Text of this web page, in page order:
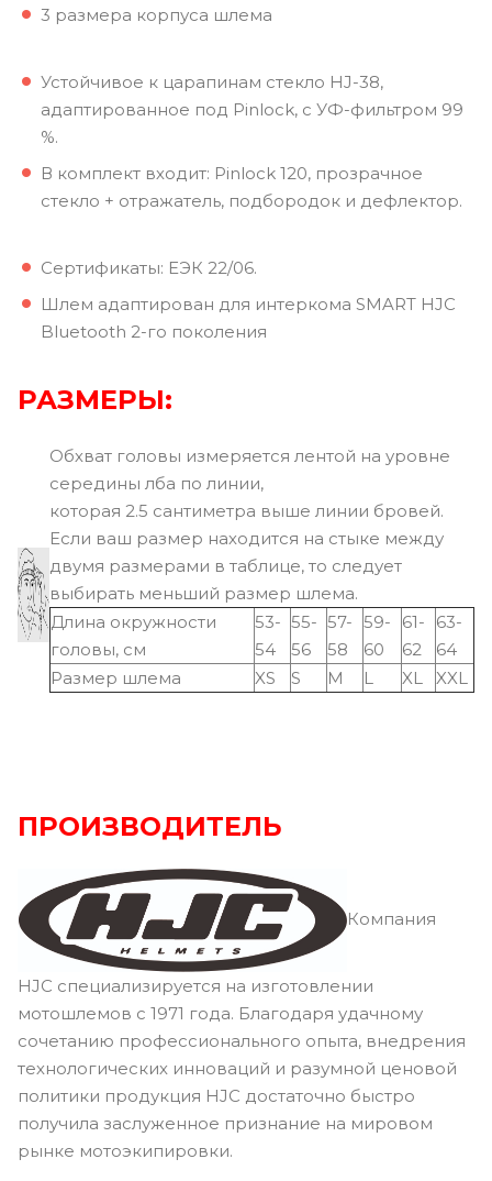
3 размера корпуса шлема
Устойчивое к царапинам стекло HJ-38,
адаптированное под Pinlock, с УФ-фильтром 99
%.
В комплект входит: Pinlock 120, прозрачное
стекло + отражатель, подбородок и дефлектор.
Сертификаты: ЕЭК 22/06.
Шлем адаптирован для интеркома SMART HJC
Bluetooth 2-го поколения
РАЗМЕРЫ:
Обхват головы измеряется лентой на уровне
середины лба по линии,
которая 2.5 сантиметра выше линии бровей.
Если ваш размер находится на стыке между
двумя размерами в таблице, то следует
выбирать меньший размер шлема.
Длина окружности
головы, см
53-
54
55-
56
57-
58
59-
60
61-
62
63-
64
Размер шлема
XS S M L XL XXL
ПРОИЗВОДИТЕЛЬ
Компания
HJC специализируется на изготовлении
мотошлемов с 1971 года. Благодаря удачному
сочетанию профессионального опыта, внедрения
технологических инноваций и разумной ценовой
политики продукция HJC достаточно быстро
получила заслуженное признание на мировом
рынке мотоэкипировки.